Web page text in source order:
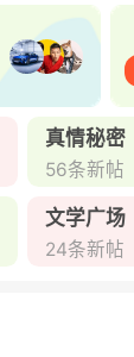
真情秘密
56条新帖
文学广场
24条新帖